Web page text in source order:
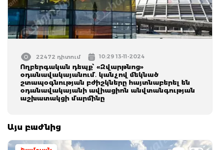
22472 դիտում 10:29 13-11-2024
Ողբերգական դեպք՝ «Զվարթնոց»
օդանավակայանում․ կանչով մեկնած
շտապօգնության բժիշկները հայտնաբերել են
օդանավակայանի ավիացիոն անվտանգության
աշխատակցի մարմինը
Այս բաժնից